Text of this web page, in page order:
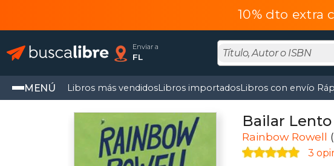
10% dto extra
Enviar a
FL
MENÚ Libros más vendidosLibros importadosLibros con envío
Bailar Lento
Rainbow Rowell
3